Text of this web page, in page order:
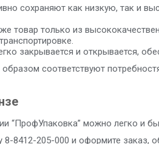
сохраняют как низкую, так и
товар только из
закрывается и открывается,
соответствуют
“ПрофУпаковка” можно легко и
8-8412-205-000 и оформите